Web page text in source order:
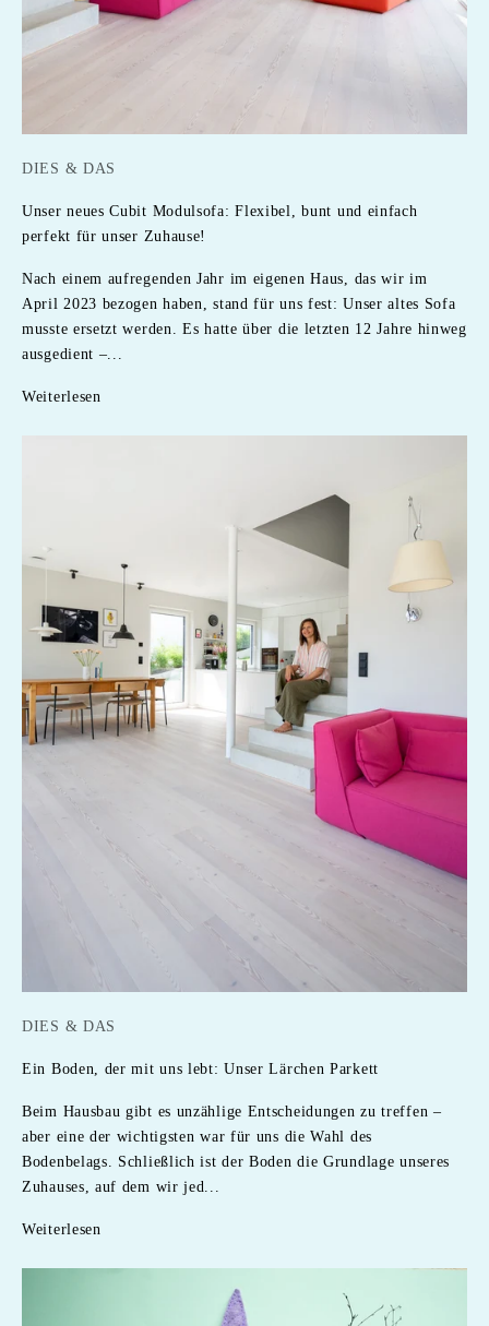
DIES & DAS
Unser neues Cubit Modulsofa: Flexibel, bunt und einfach
perfekt für unser Zuhause!
Nach einem aufregenden Jahr im eigenen Haus, das wir im
April 2023 bezogen haben, stand für uns fest: Unser altes Sofa
musste ersetzt werden. Es hatte über die letzten 12 Jahre hinweg
ausgedient –...
Weiterlesen
DIES & DAS
Ein Boden, der mit uns lebt: Unser Lärchen Parkett
Beim Hausbau gibt es unzählige Entscheidungen zu treffen –
aber eine der wichtigsten war für uns die Wahl des
Bodenbelags. Schließlich ist der Boden die Grundlage unseres
Zuhauses, auf dem wir jed...
Weiterlesen